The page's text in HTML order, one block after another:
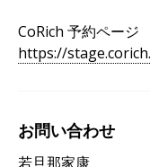
CoRich 予約ページ
https://
お問い合わせ
若旦那家康